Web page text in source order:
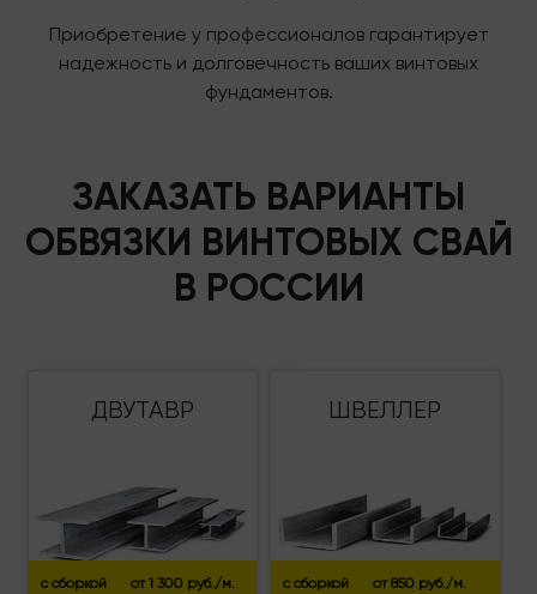
Приобретение у профессионалов гарантирует
надежность и долговечность ваших винтовых
фундаментов.
ЗАКАЗАТЬ ВАРИАНТЫ
ОБВЯЗКИ ВИНТОВЫХ СВАЙ
В РОССИИ
ДВУТАВР
с сборкой от 1 300 руб./м.
ШВЕЛЛЕР
с сборкой от 850 руб./м.